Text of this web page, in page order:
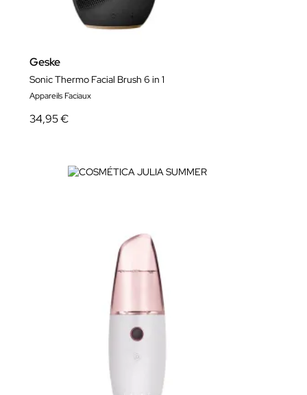
Geske
Sonic Thermo Facial Brush 6 in 1
Appareils Faciaux
34,95 €